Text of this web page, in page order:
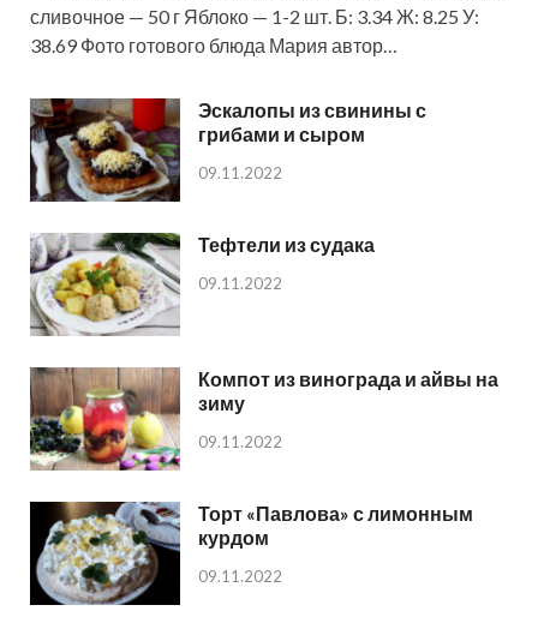
сливочное — 50 г Яблоко — 1-2 шт. Б: 3.34 Ж: 8.25 У:
38.69 Фото готового блюда Мария автор…
Эскалопы из свинины с
грибами и сыром
09.11.2022
Тефтели из судака
09.11.2022
Компот из винограда и айвы на
зиму
09.11.2022
Торт «Павлова» с лимонным
курдом
09.11.2022